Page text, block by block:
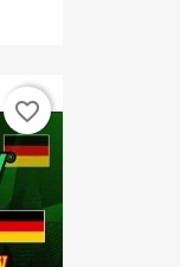
favorite_border